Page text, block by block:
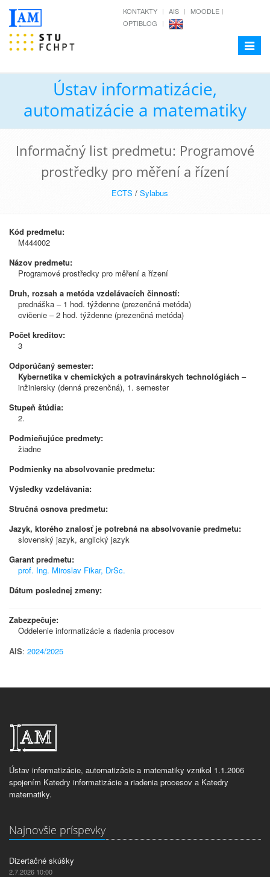
KONTAKTY AIS
MOODLE
OPTIBLOG
Toggle
Ústav informatizácie,
automatizácie a matematiky
Informačný list predmetu: Programové
prostředky pro měření a řízení
ECTS / Sylabus
Kód predmetu:
M444002
Názov predmetu:
Programové prostředky pro měření a řízení
Druh, rozsah a metóda vzdelávacích činností:
prednáška – 1 hod. týždenne (prezenčná metóda)
cvičenie – 2 hod. týždenne (prezenčná metóda)
Počet kreditov:
3
Odporúčaný semester:
Kybernetika v chemických a potravinárskych technológiách –
inžiniersky (denná prezenčná), 1. semester
Stupeň štúdia:
2.
Podmieňujúce predmety:
žiadne
Podmienky na absolvovanie predmetu:
Výsledky vzdelávania:
Stručná osnova predmetu:
Jazyk, ktorého znalosť je potrebná na absolvovanie predmetu:
slovenský jazyk, anglický jazyk
Garant predmetu:
prof. Ing. Miroslav Fikar, DrSc.
Dátum poslednej zmeny:
Zabezpečuje:
Oddelenie informatizácie a riadenia procesov
AIS: 2024/2025
Ústav informatizácie, automatizácie a matematiky vznikol 1.1.2006
spojením Katedry informatizácie a riadenia procesov a Katedry
matematiky.
Najnovšie príspevky
Dizertačné skúšky
2.7.2026 10:00